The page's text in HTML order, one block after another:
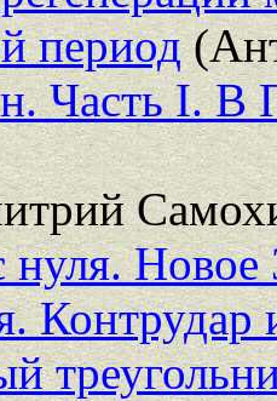
период
Часть I. В
Новое
Контрудар